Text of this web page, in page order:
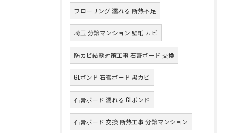
フローリング 濡れる 断熱不足
埼玉 分譲マンション 壁紙 カビ
防カビ結露対策工事 石膏ボード 交換
GLボンド 石膏ボード 黒カビ
石膏ボード 濡れる GLボンド
石膏ボード 交換 断熱工事 分譲マンション